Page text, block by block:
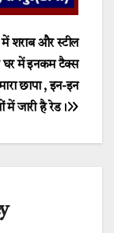
में शराब और स्टील
घर में इनकम टैक्स
छापा , इन-इन
में जारी है रेड।